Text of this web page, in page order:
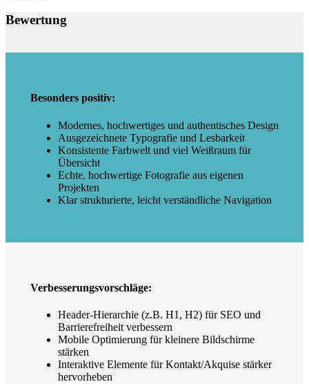
Bewertung
Besonders positiv:
Modernes, hochwertiges und authentisches Design
Ausgezeichnete Typografie und Lesbarkeit
Konsistente Farbwelt und viel Weißraum für
Übersicht
Echte, hochwertige Fotografie aus eigenen
Projekten
Klar strukturierte, leicht verständliche Navigation
Verbesserungsvorschläge:
Header-Hierarchie (z.B. H1, H2) für SEO und
Barrierefreiheit verbessern
Mobile Optimierung für kleinere Bildschirme
stärken
Interaktive Elemente für Kontakt/Akquise stärker
hervorheben